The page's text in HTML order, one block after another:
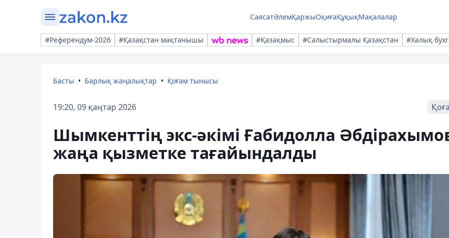
СаясатӘлемҚаржыОқиғаҚұқықМақалалар
#Референдум-2026 #Қазақстан мақтанышы #Қазақмыс #Салыстырмалы Қазақстан #Халық
Басты Барлық жаңалықтар Қоғам тынысы
19:20, 09 қаңтар 2026
Шымкенттің экс-әкімі Ғабидолла
жаңа қызметке тағайындалды